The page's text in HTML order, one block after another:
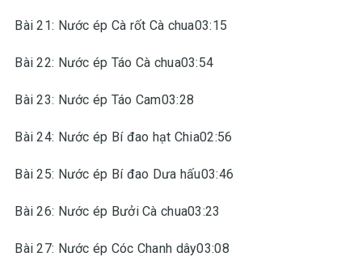
Bài 21: Nước ép Cà rốt Cà chua03:15
Bài 22: Nước ép Táo Cà chua03:54
Bài 23: Nước ép Táo Cam03:28
Bài 24: Nước ép Bí đao hạt Chia02:56
Bài 25: Nước ép Bí đao Dưa hấu03:46
Bài 26: Nước ép Bưởi Cà chua03:23
Bài 27: Nước ép Cóc Chanh dây03:08